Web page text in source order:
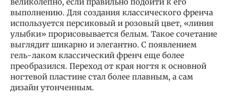
выполнению. Для создания классического френча
используется персиковый и розовый цвет, «линия
улыбки» прорисовывается белым. Такое сочетание
выглядит шикарно и элегантно. С появлением
гель-лаком классический френч еще более
преобразился. Переход от края ногтя к основной
ногтевой пластине стал более плавным, а сам
дизайн утонченным.